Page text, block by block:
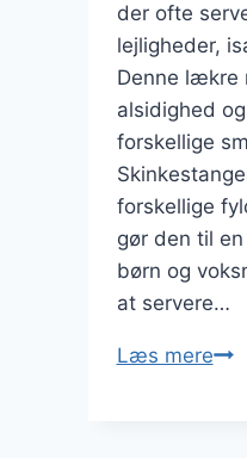
der ofte
lejligheder,
Denne lækre
alsidighed
forskellige
forskellige
gør den til
børn og
at servere…
Læs mere